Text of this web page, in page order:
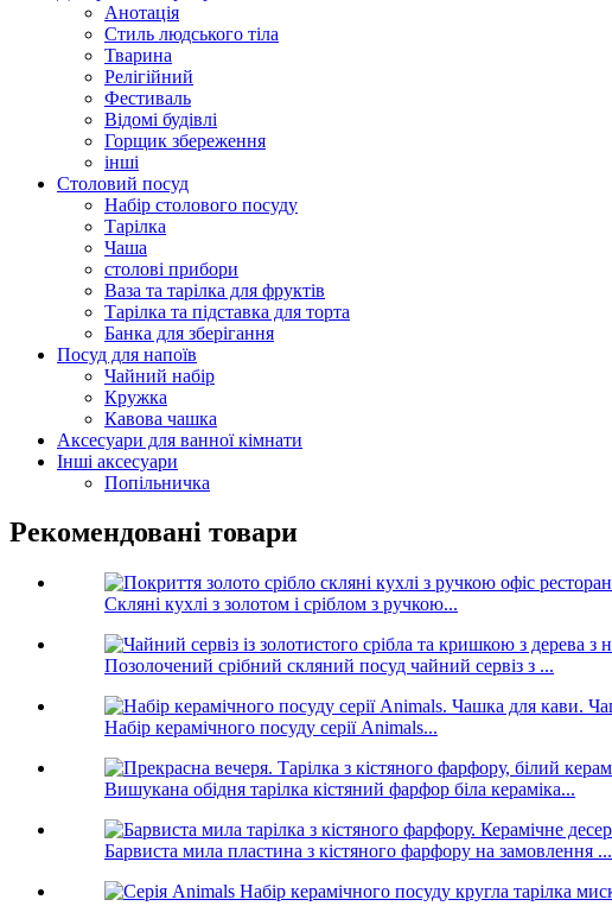
Анотація
Стиль людського тіла
Тварина
Релігійний
Фестиваль
Відомі будівлі
Горщик збереження
інші
Столовий посуд
Набір столового посуду
Тарілка
Чаша
столові прибори
Ваза та тарілка для фруктів
Тарілка та підставка для торта
Банка для зберігання
Посуд для напоїв
Чайний набір
Кружка
Кавова чашка
Аксесуари для ванної кімнати
Інші аксесуари
Попільничка
Рекомендовані товари
Скляні кухлі з золотом і сріблом з ручкою...
Позолочений срібний скляний посуд чайний сервіз з ...
Набір керамічного посуду серії Animals...
Вишукана обідня тарілка кістяний фарфор біла кераміка...
Барвиста мила пластина з кістяного фарфору на замовлення ...